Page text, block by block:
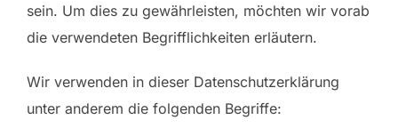
sein. Um dies zu gewährleisten, möchten wir vorab
die verwendeten Begrifflichkeiten erläutern.
Wir verwenden in dieser Datenschutzerklärung
unter anderem die folgenden Begriffe: